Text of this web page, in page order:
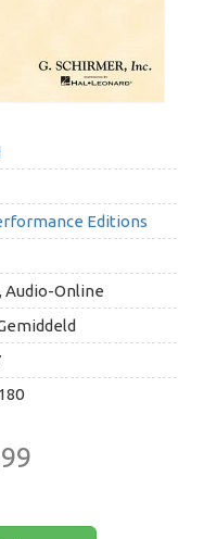
Editions
Audio-Online